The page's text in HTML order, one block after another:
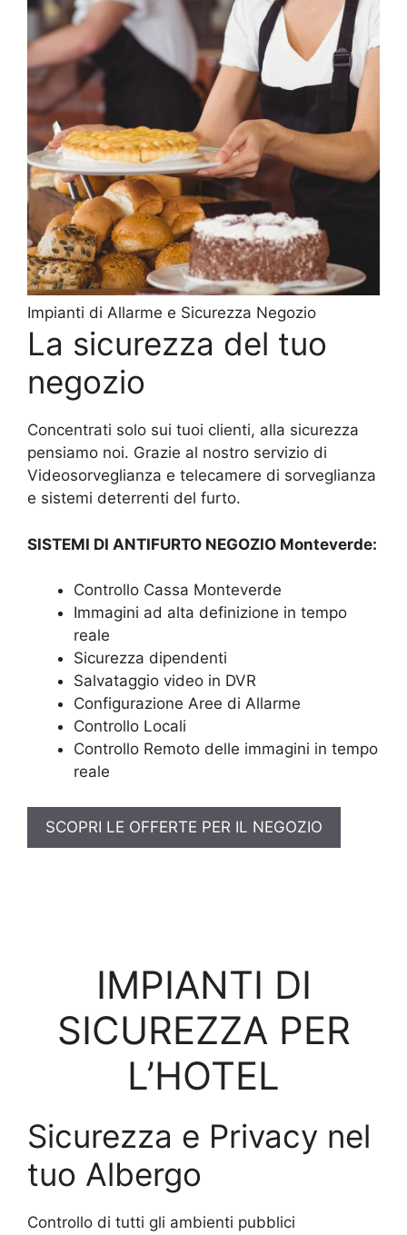
Impianti di Allarme e Sicurezza Negozio
La sicurezza del tuo
negozio
Concentrati solo sui tuoi clienti, alla sicurezza
pensiamo noi. Grazie al nostro servizio di
Videosorveglianza e telecamere di sorveglianza
e sistemi deterrenti del furto.
SISTEMI DI ANTIFURTO NEGOZIO Monteverde:
Controllo Cassa Monteverde
Immagini ad alta definizione in tempo
reale
Sicurezza dipendenti
Salvataggio video in DVR
Configurazione Aree di Allarme
Controllo Locali
Controllo Remoto delle immagini in tempo
reale
SCOPRI LE OFFERTE PER IL NEGOZIO
IMPIANTI DI
SICUREZZA PER
L’HOTEL
Sicurezza e Privacy nel
tuo Albergo
Controllo di tutti gli ambienti pubblici